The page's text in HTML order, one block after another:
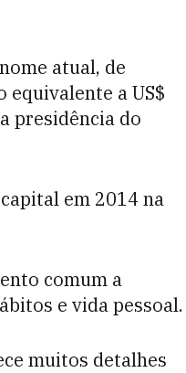
atual, de
equivalente a US$
presidência do
em 2014 na
comum a
e vida pessoal.
muitos detalhes